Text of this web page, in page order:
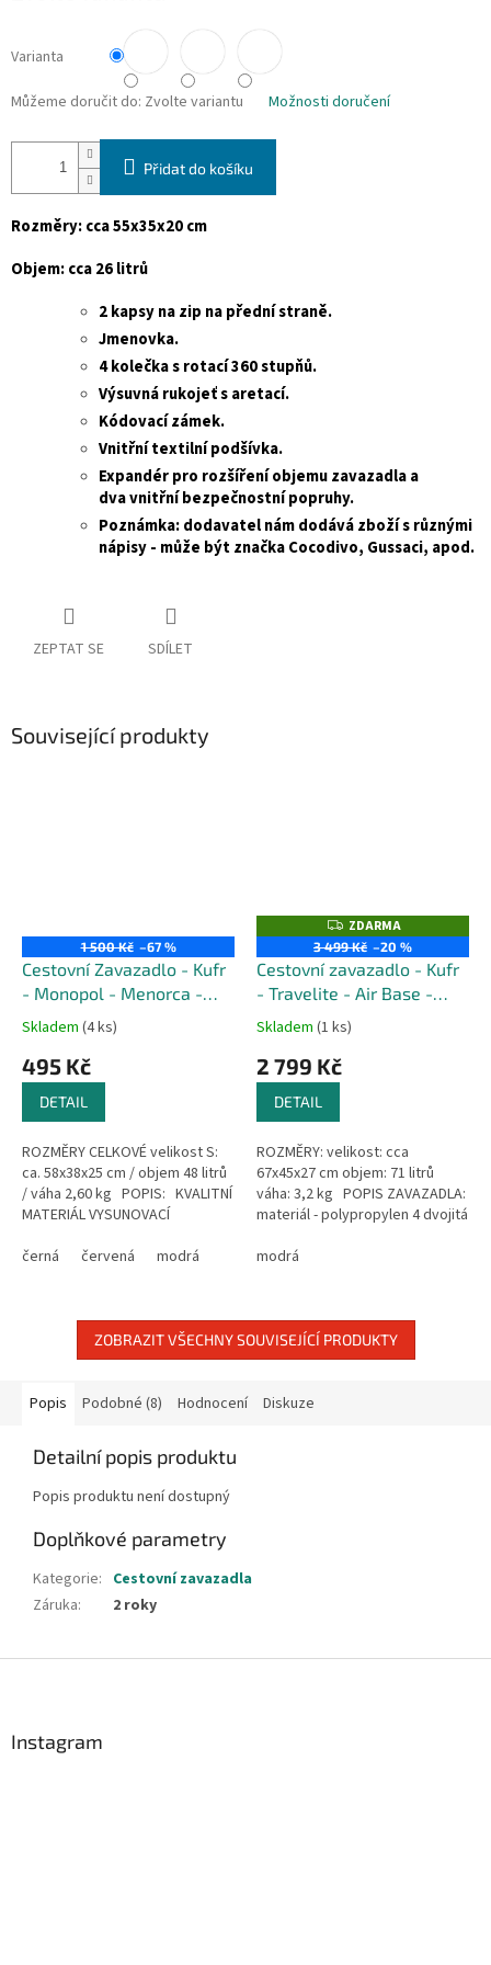
Varianta
Můžeme doručit do: Zvolte variantu Možnosti doručení
Přidat do košíku
Rozměry: cca 55x35x20 cm
Objem: cca 26 litrů
2 kapsy na zip na přední straně.
Jmenovka.
4 kolečka s rotací 360 stupňů.
Výsuvná rukojeť s aretací.
Kódovací zámek.
Vnitřní textilní podšívka.
Expandér pro rozšíření objemu zavazadla a
dvavnitřní bezpečnostní popruhy.
Poznámka: dodavatel nám dodává zboží s různými
nápisy - může být značka Cocodivo, Gussaci, apod.
ZEPTAT SE SDÍLET
Související produkty
1 500 Kč –67 %
Cestovní Zavazadlo - Kufr
- Monopol - Menorca -
Velikost S - Objem 48 Litrů
Průměrné
produktu
5
hvězdiček.
Skladem (4 ks)
495 Kč
DETAIL
ROZMĚRY CELKOVÉ velikost S:
ca. 58x38x25 cm / objem 48 litrů
/ váha 2,60 kg POPIS: KVALITNÍ
MATERIÁL VYSUNOVACÍ
OTOČNÁ...
černá červená modrá
Z
D
A
R
A
ZDARMA
3 499 Kč –20 %
Cestovní zavazadlo - Kufr
- Travelite - Air Base -
Velikost M - Objem 71 Litrů
Průměrné
produktu
5
hvězdiček.
Skladem (1 ks)
2 799 Kč
DETAIL
ROZMĚRY: velikost: cca
67x45x27 cm objem: 71 litrů
váha: 3,2 kg POPIS ZAVAZADLA:
materiál - polypropylen 4 dvojitá
povrch...
modrá
ZOBRAZIT VŠECHNY SOUVISEJÍCÍ PRODUKTY
Popis Podobné (8) Hodnocení Diskuze
Detailní popis produktu
Popis produktu není dostupný
Doplňkové parametry
Kategorie: Cestovní zavazadla
Záruka: 2 roky
Instagram